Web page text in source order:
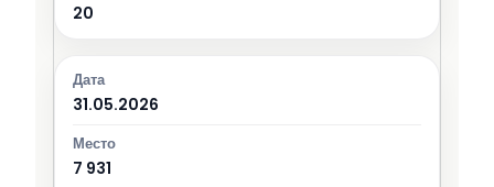
20
31.05.2026
7 931